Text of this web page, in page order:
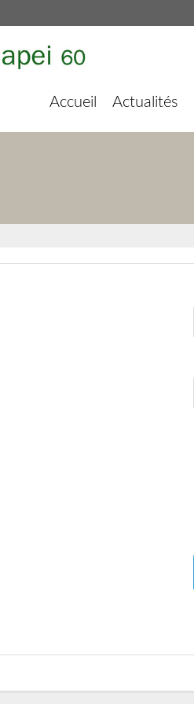
Accueil Actualités